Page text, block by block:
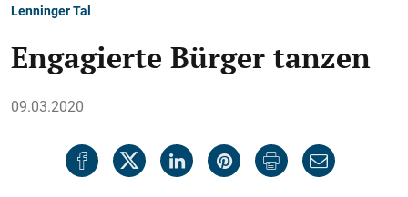
Lenninger Tal
Engagierte Bürger tanzen
09.03.2020